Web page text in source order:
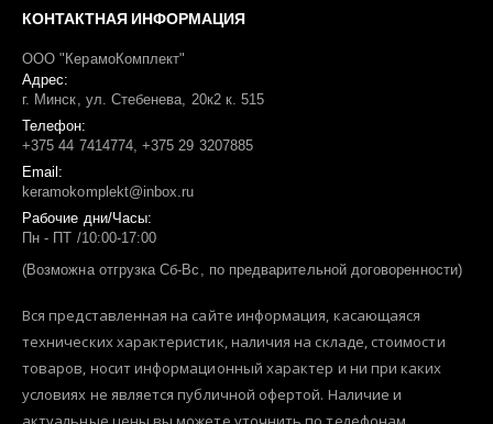
КОНТАКТНАЯ ИНФОРМАЦИЯ
ООО "КерамоКомплект"
Адрес:
г. Минск, ул. Стебенева, 20к2 к. 515
Телефон:
+375 44 7414774, +375 29 3207885
Email:
keramokomplekt@inbox.ru
Рабочие дни/Часы:
Пн - ПТ /10:00-17:00
(Возможна отгрузка Сб-Вс, по предварительной договоренности)
Вся представленная на сайте информация, касающаяся
технических характеристик, наличия на складе, стоимости
товаров, носит информационный характер и ни при каких
условиях не является публичной офертой. Наличие и